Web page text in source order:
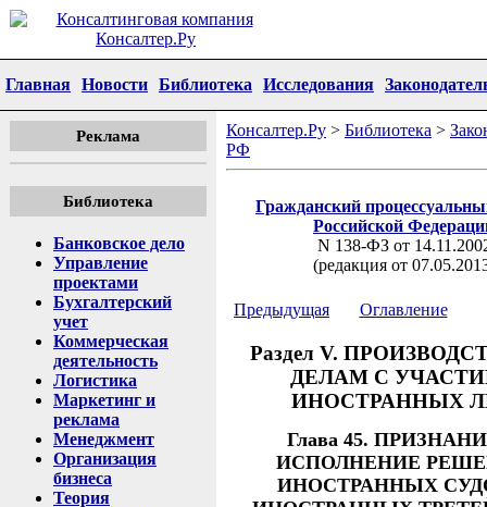
Главная Новости Библиотека Исследования
Реклама
Библиотека
Банковское дело
Управление
проектами
Бухгалтерский
учет
Коммерческая
деятельность
Логистика
Маркетинг и
реклама
Менеджмент
Организация
бизнеса
Теория
Консалтер.Ру > Библиотека >
РФ
Гражданский
Российской
N 138-ФЗ от
(редакция от
Предыдущая Оглавление
Раздел V.
ДЕЛАМ С
ИНОСТРАННЫХ
Глава 45.
ИСПОЛНЕНИЕ
ИНОСТРАННЫХ